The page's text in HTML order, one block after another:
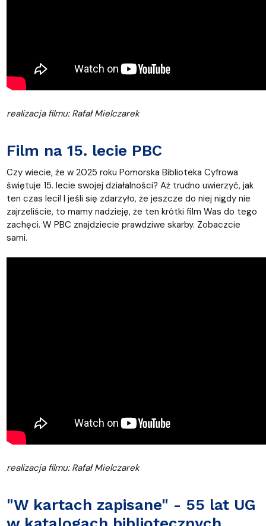
realizacja filmu: Rafał Mielczarek
Film na 15. lecie PBC
Czy wiecie, że w 2025 roku Pomorska Biblioteka Cyfrowa
świętuje 15. lecie swojej działalności? Aż trudno uwierzyć, jak
ten czas leci! I jeśli się zdarzyło, że jeszcze do niej nigdy nie
zajrzeliście, to mamy nadzieję, że ten krótki film Was do tego
zachęci. W PBC znajdziecie prawdziwe skarby. Zobaczcie
sami.
realizacja filmu: Rafał Mielczarek
"W kartach zapisane" - 55 lat UG